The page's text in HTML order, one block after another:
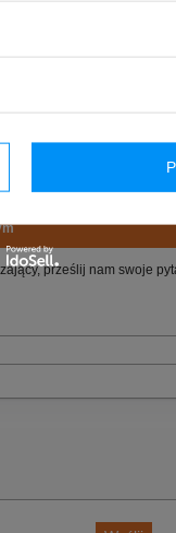
prześlij nam swoje